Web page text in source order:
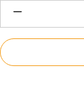
Produkt Anzahl: